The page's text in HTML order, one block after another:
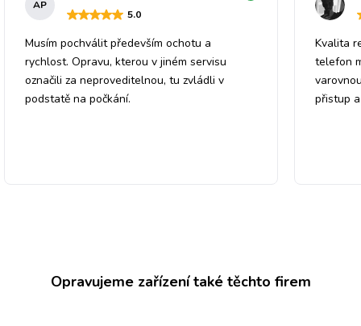
AP
5.0
Musím pochválit především ochotu a
rychlost. Opravu, kterou v jiném servisu
označili za neproveditelnou, tu zvládli v
podstatě na počkání.
Kvalita
telefon
přistup
Opravujeme zařízení také těchto firem